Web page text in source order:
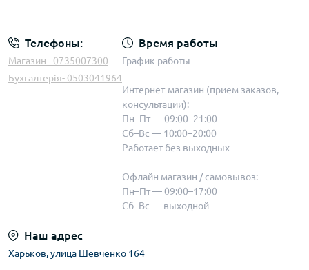
Телефоны:
Магазин - 0735007300
Бухгалтерія- 0503041964
Время работы
График работы
Интернет-магазин (прием заказов,
консультации):
Пн–Пт — 09:00–21:00
Сб–Вс — 10:00–20:00
Работает без выходных
Офлайн магазин / самовывоз:
Пн–Пт — 09:00–17:00
Сб–Вс — выходной
Наш адрес
Харьков, улица Шевченко 164